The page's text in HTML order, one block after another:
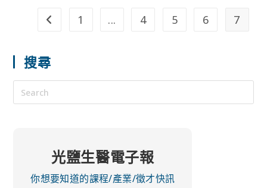
1 ... 4 5 6 7
搜尋
光鹽生醫電子報
你想要知道的課程/產業/徵才快訊